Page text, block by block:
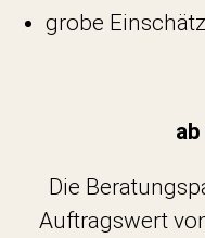
grobe
ab
Die
Auftragswert